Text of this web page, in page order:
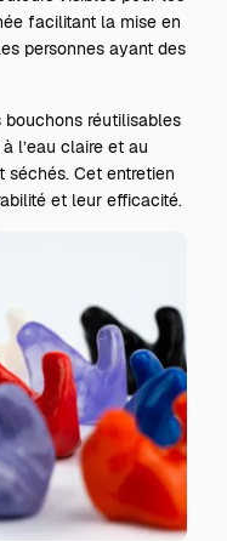
facilitant la mise en
personnes ayant des
réutilisables
l’eau claire et au
séchés. Cet entretien
et leur efficacité.